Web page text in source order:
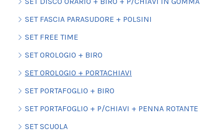
SET FASCIA PARASUDORE + POLSINI
SET FREE TIME
SET OROLOGIO + BIRO
SET OROLOGIO + PORTACHIAVI
SET PORTAFOGLIO + BIRO
SET PORTAFOGLIO + P/CHIAVI + PENNA ROTANTE
SET SCUOLA